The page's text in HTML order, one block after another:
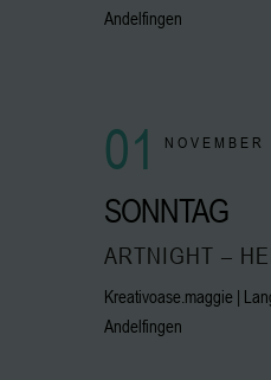
Andelfingen
01 NOVEMBER
SONNTAG
ARTNIGHT –
Kreativoase.maggie |
Andelfingen